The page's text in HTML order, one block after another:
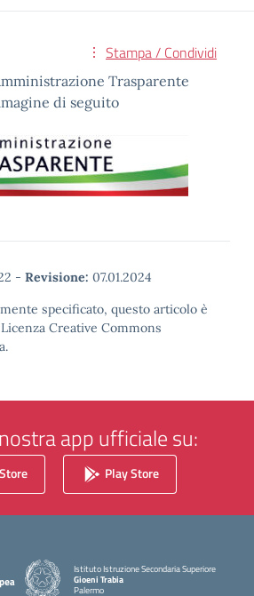
Stampa / Condividi
Trasparente
di seguito
- Revisione: 07.01.2024
specificato, questo articolo è
Creative Commons
app ufficiale su:
Play Store
Istituto Istruzione Secondaria Superiore
Gioeni Trabia
Palermo